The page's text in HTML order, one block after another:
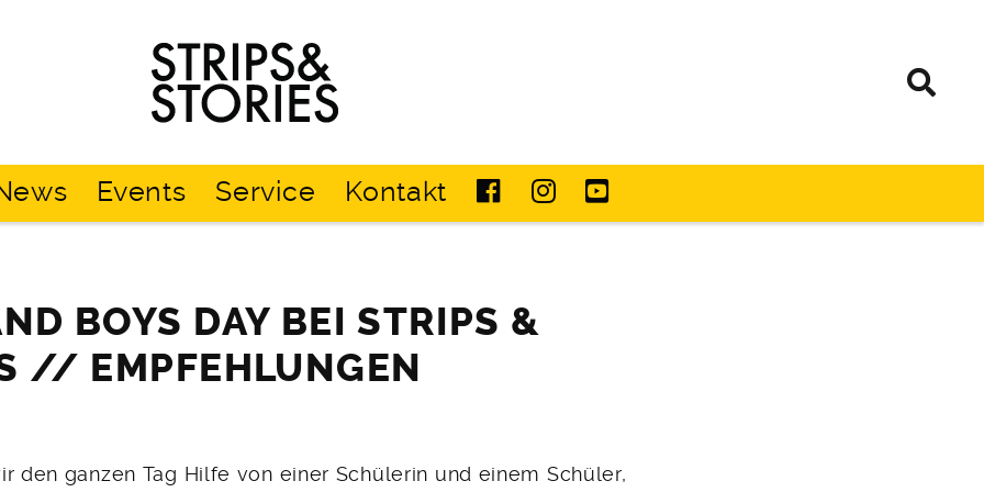
Strips
&
Stories
Events Service Kontakt
BOYS DAY BEI STRIPS &
// EMPFEHLUNGEN
den ganzen Tag Hilfe von einer Schülerin und einem Schüler,